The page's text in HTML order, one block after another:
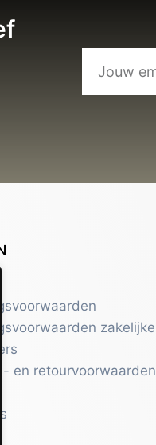
zakelijke
en retourvoorwaarden